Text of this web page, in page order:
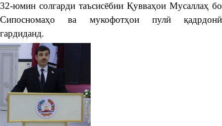
32-юмин солгарди таъсисёбии Қувваҳои Мусаллаҳ бо
Сипосномаҳо ва мукофотҳои пулӣ қадрдонӣ
гардиданд.